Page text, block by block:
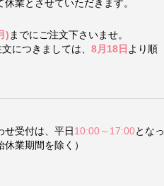
休業とさせていただきます。
)までにご注文下さいませ。
につきましては、 8月18日 より順
せ受付は、平日10:00～17:00となっ
業期間を除く）